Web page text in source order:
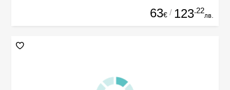
63€ / 123.22
лв.